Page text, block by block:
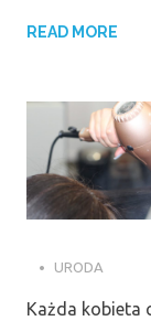
READ MORE
URODA
Każda kobieta